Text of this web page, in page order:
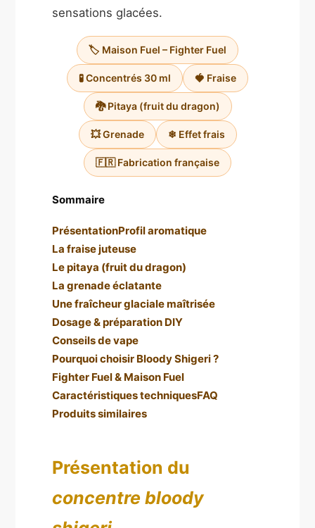
sensations glacées.
🏷️ Maison Fuel – Fighter Fuel
🧪 Concentrés 30 ml 🍓 Fraise
🐉 Pitaya (fruit du dragon)
💥 Grenade ❄ Effet frais
🇫🇷 Fabrication française
Sommaire
PrésentationProfil aromatique
La fraise juteuse
Le pitaya (fruit du dragon)
La grenade éclatante
Une fraîcheur glaciale maîtrisée
Dosage & préparation DIY
Conseils de vape
Pourquoi choisir Bloody Shigeri ?
Fighter Fuel & Maison Fuel
Caractéristiques techniquesFAQ
Produits similaires
Présentation du
concentre bloody